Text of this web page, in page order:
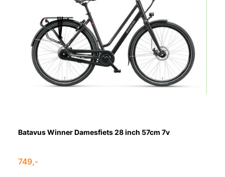
Batavus Winner Damesfiets 28 inch 57cm 7v
749,-